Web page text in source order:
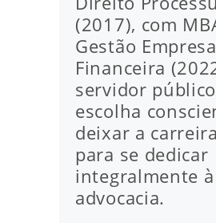
(2017), com
Gestão
Financeira
servidor
escolha
deixar a
para se dedicar
integralmente à
advocacia.